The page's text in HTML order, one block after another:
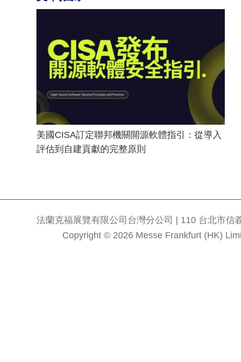
美國CISA訂定聯邦機關開源軟體指引：從導入
評估到自建貢獻的完整原則
法蘭克福展覽有限公司台灣分公司 | 110 台北市信
Copyright © 2026 Messe Frankfurt (HK)